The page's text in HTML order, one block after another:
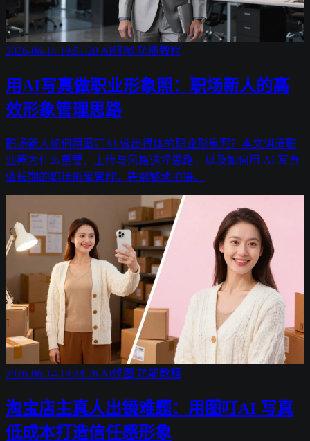
2026-06-14 19:51:20 AI修图 功能教程
用AI写真做职业形象照：职场新人的高
效形象管理思路
职场新人如何用图叮AI 做出得体的职业形象照？本文讲清职
业照为什么重要、上传与风格选择思路，以及如何用 AI 写真
做长期的职场形象管理，告别繁琐拍摄。
2026-06-14 19:38:26 AI修图 功能教程
淘宝店主真人出镜难题：用图叮AI 写真
低成本打造信任感形象